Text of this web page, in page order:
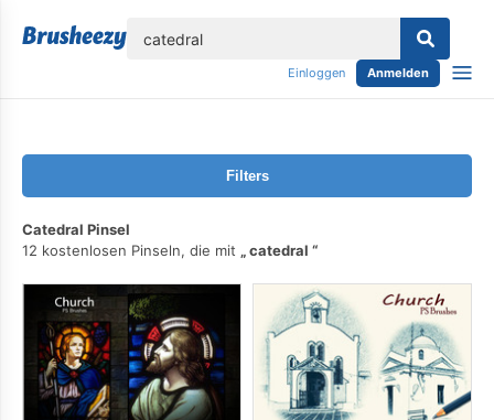
Einloggen Anmelden
Filters
Catedral Pinsel
12 kostenlosen Pinseln, die mit
catedral